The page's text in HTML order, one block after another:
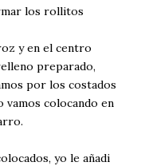
los rollitos
y en el centro
preparado,
por los costados
vamos colocando en
yo le añadi